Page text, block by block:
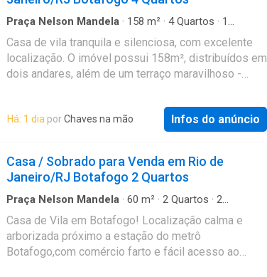
Referência: JB6CS105661
Praça Nelson Mandela · 158 m² · 4Quartos · 1
Casa de vila tranquila e silenciosa, com excelente
localização. O imóvel possui 158m², distribuídos em
dois andares, além de um terraço maravilhoso -
Atual.05-08-26 Referência: NBCV40044
Há: 1 dia porChaves na mão Infos do anúncio
Casa / Sobrado para Venda em Rio de
Janeiro/RJ Botafogo 2 Quartos
Praça Nelson Mandela · 60 m² · 2 Quartos · 2
Casa de Vila em Botafogo! Localização calma e
arborizada próximo a estação do metrô
Botafogo,com comércio farto e fácil acesso ao